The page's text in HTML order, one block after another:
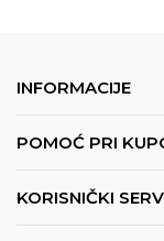
INFORMACIJE
POMOĆ PRI
KORISNIČKI